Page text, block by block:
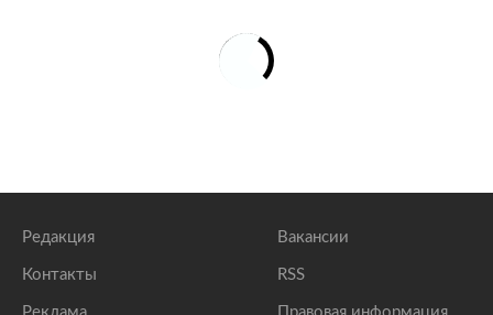
Редакция
Контакты
Вакансии
RSS